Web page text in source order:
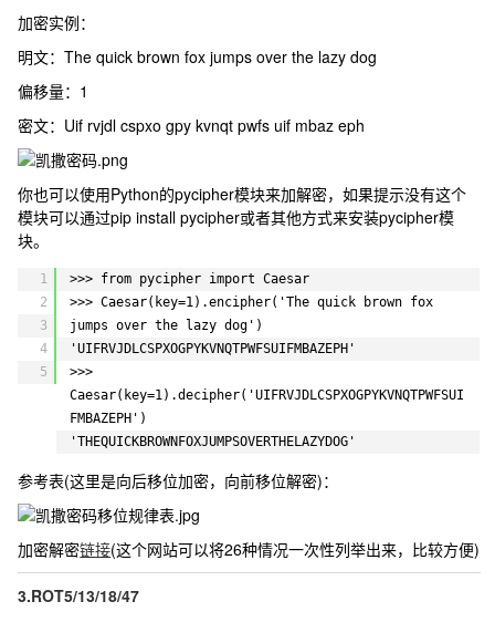
加密实例：
明文：The quick brown fox jumps over the lazy dog
偏移量：1
密文： Uif rvjdl cspxo gpy kvnqt pwfs uif mbaz eph
你也可以使用Python的pycipher模块来加解密，如果提示没有这个
模块可以通过pip install pycipher或者其他方式来安装pycipher模
块。
1
2
3
4
5
>>> from pycipher import Caesar
>>> Caesar(key=1).encipher('The quick brown fox
jumps over the lazy dog')
'UIFRVJDLCSPXOGPYKVNQTPWFSUIFMBAZEPH'
>>>
Caesar(key=1).decipher('UIFRVJDLCSPXOGPYKVNQTPWFSUI
FMBAZEPH')
'THEQUICKBROWNFOXJUMPSOVERTHELAZYDOG'
参考表(这里是向后移位加密，向前移位解密)：
加密解密链接(这个网站可以将26种情况一次性列举出来，比较方便)
3.ROT5/13/18/47